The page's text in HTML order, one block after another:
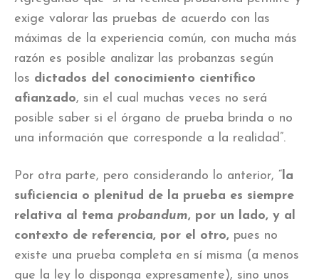
exige valorar las pruebas de acuerdo con las
máximas de la experiencia común, con mucha más
razón es posible analizar las probanzas según
los dictados del conocimiento científico
afianzado, sin el cual muchas veces no será
posible saber si el órgano de prueba brinda o no
una información que corresponde a la realidad”.
Por otra parte, pero considerando lo anterior, “la
suficiencia o plenitud de la prueba es siempre
relativa al tema probandum, por un lado, y al
contexto de referencia, por el otro, pues no
existe una prueba completa en sí misma (a menos
que la ley lo disponga expresamente), sino unos